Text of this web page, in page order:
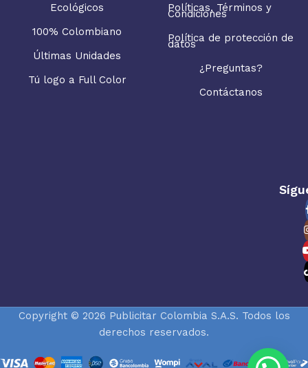
Ecológicos
100% Colombiano
Últimas Unidades
Tú logo a Full Color
Políticas, Términos y
Condiciones
Política de protección de
datos
¿Preguntas?
Contáctanos
Copyright © 2026 Publicitar Colombia S.A.S. Todos los
derechos reservados.